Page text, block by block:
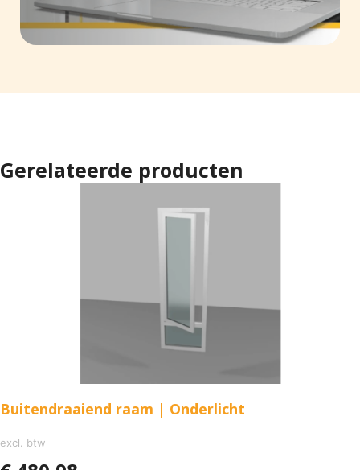
Gerelateerde producten
Buitendraaiend raam | Onderlicht
excl. btw